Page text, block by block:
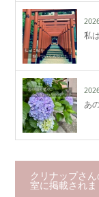
私
あ
クリナップさ
室に掲載されま